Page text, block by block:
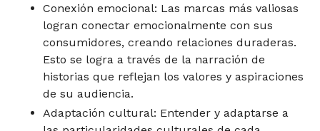
Conexión emocional: Las marcas más valiosas
logran conectar emocionalmente con sus
consumidores, creando relaciones duraderas.
Esto se logra a través de la narración de
historias que reflejan los valores y aspiraciones
de su audiencia.
Adaptación cultural: Entender y adaptarse a